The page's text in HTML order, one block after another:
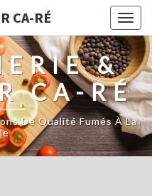
CA-RÉ
&
CA-RÉ
De Qualité Fumés À La